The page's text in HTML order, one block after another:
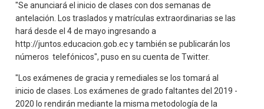
"Se anunciará el inicio de clases con dos semanas de
antelación. Los traslados y matrículas extraordinarias se las
hará desde el 4 de mayo ingresando a
http://juntos.educacion.gob.ec y también se publicarán los
números telefónicos", puso en su cuenta de Twitter.
"Los exámenes de gracia y remediales se los tomará al
inicio de clases. Los exámenes de grado faltantes del 2019 -
2020 lo rendirán mediante la misma metodología de la